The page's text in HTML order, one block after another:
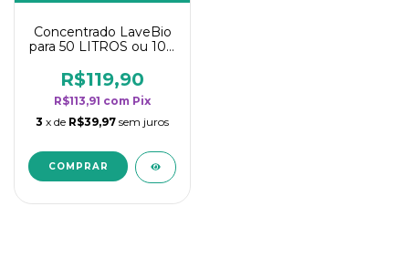
Concentrado LaveBio
para 50 LITROS ou 100
rendimento da
categoria - Lavanda
R$119,90
R$113,91 com Pix
3 x de R$39,97 sem juros